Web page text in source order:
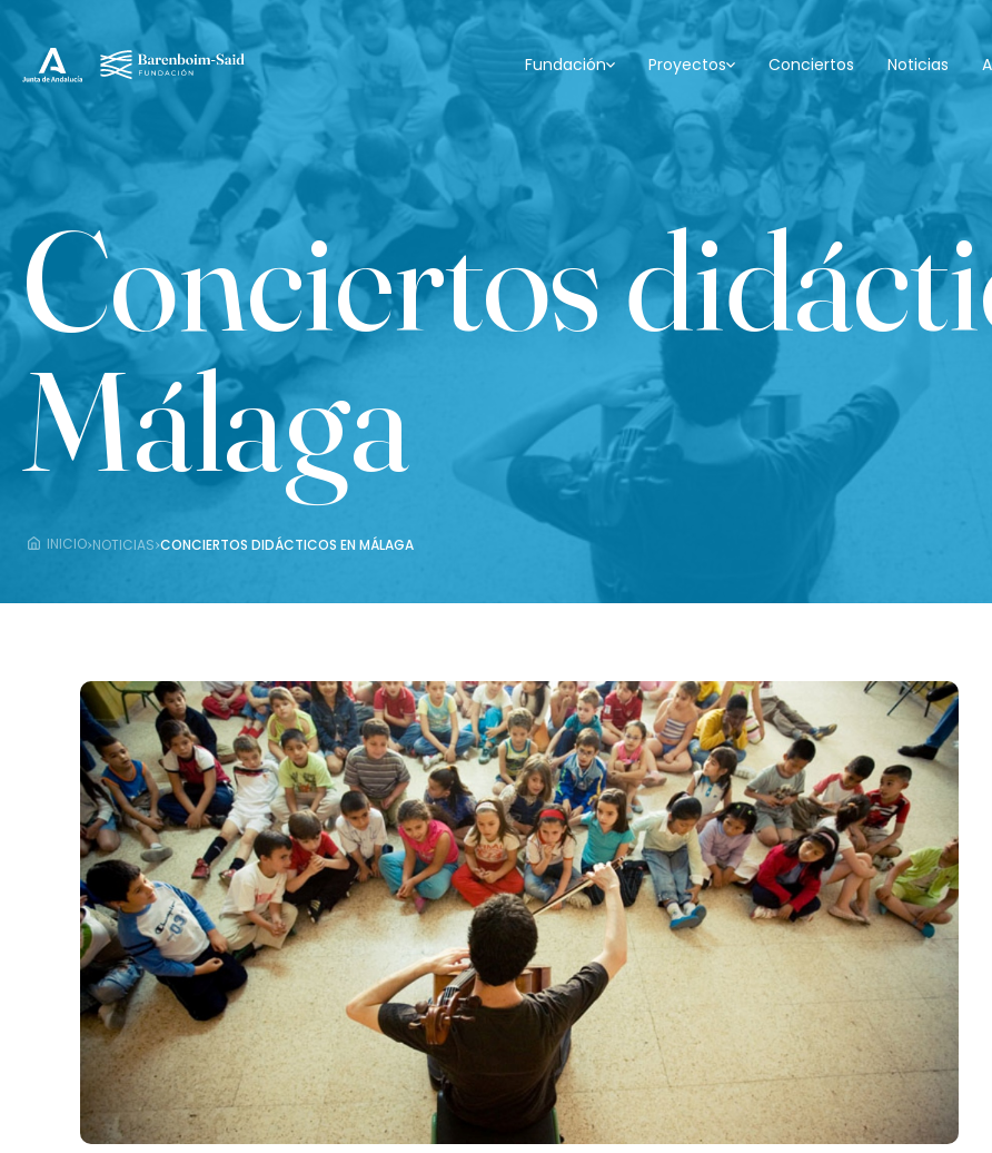
Fundación Proyectos Conciertos Noticias
Conciertos
Málaga
INICIO›NOTICIAS›CONCIERTOS DIDÁCTICOS EN MÁLAGA